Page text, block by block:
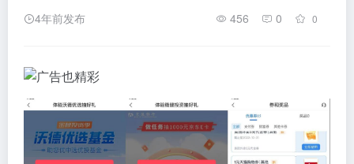
4年前发布 456 0 0